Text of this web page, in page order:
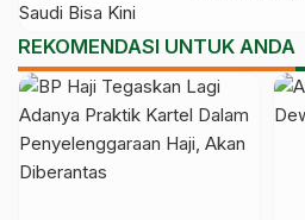
REKOMENDASI UNTUK ANDA